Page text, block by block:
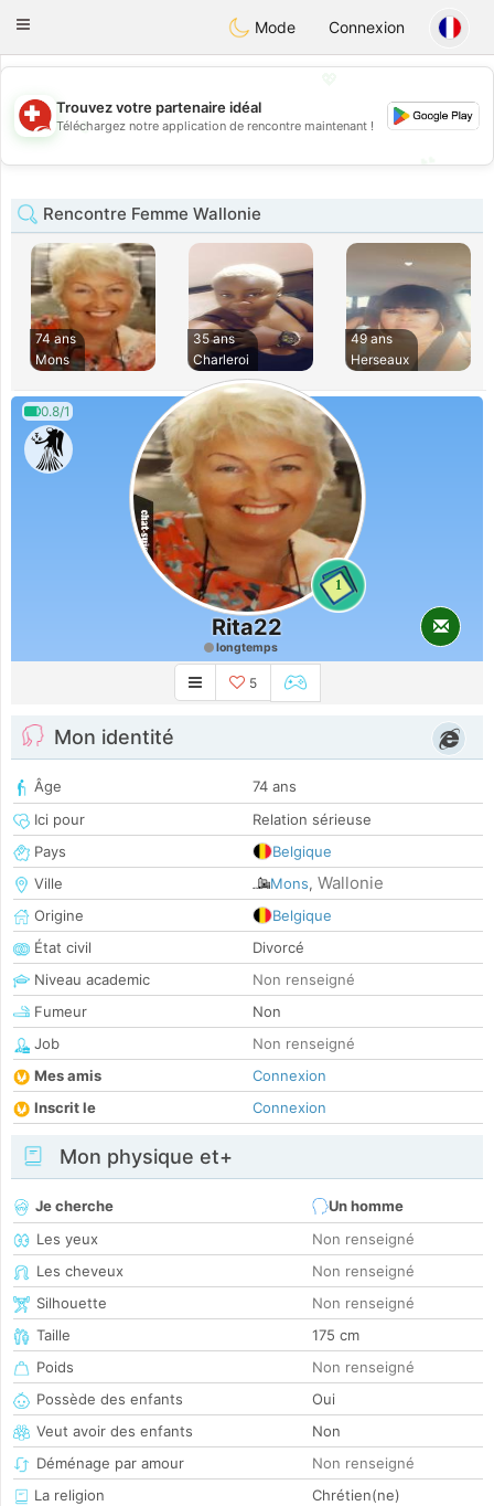
Suissi
Toggle
Mode Connexion
💖
💕
Trouvez votre partenaire idéal
Téléchargez notre application de rencontre maintenant !
Rencontre Femme Wallonie
74 ans
Mons
35 ans
Charleroi
49 ans
Herseaux
0.8/1
1
Rita22
longtemps
5
Mon identité
Âge
74 ans
Ici pour
Relation sérieuse
Pays
Belgique
Ville
Mons, Wallonie
Origine
Belgique
État civil
Divorcé
Niveau academic
Non renseigné
Fumeur
Non
Job
Non renseigné
Mes amis
Connexion
Inscrit le
Connexion
Mon physique et+
Je cherche
Un homme
Les yeux
Non renseigné
Les cheveux
Non renseigné
Silhouette
Non renseigné
Taille
175 cm
Poids
Non renseigné
Possède des enfants
Oui
Veut avoir des enfants
Non
Déménage par amour
Non renseigné
La religion
Chrétien(ne)